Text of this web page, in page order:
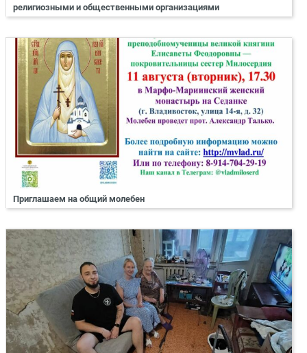
религиозными и общественными организациями
Приглашаем на общий молебен